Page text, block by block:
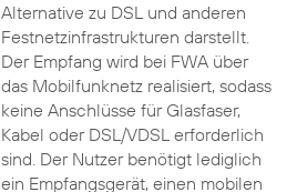
Alternative zu DSL und anderen
Festnetzinfrastrukturen darstellt.
Der Empfang wird bei FWA über
das Mobilfunknetz realisiert, sodass
keine Anschlüsse für Glasfaser,
Kabel oder DSL/VDSL erforderlich
sind. Der Nutzer benötigt lediglich
ein Empfangsgerät, einen mobilen